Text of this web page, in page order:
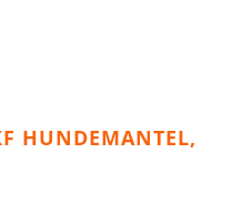
HUNDEMANTEL,